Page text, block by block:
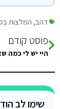
דהב, המלצות
פוסט קודם
שימו לב